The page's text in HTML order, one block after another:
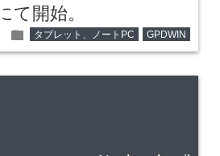
て開始。
folder タブレット、ノートPC GPDWIN